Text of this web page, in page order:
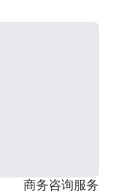
商务咨询服务